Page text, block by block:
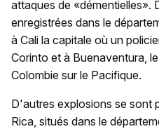
attaques de «démentielles».
enregistrées dans le
à Cali la capitale où un
Corinto et à Buenaventura,
Colombie sur le Pacifique.
D'autres explosions se sont
Rica, situés dans le